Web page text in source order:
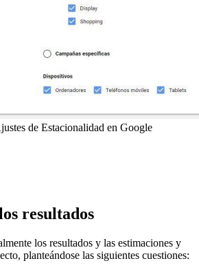
de Estacionalidad en Google
resultados
los resultados y las estimaciones y
planteándose las siguientes cuestiones: